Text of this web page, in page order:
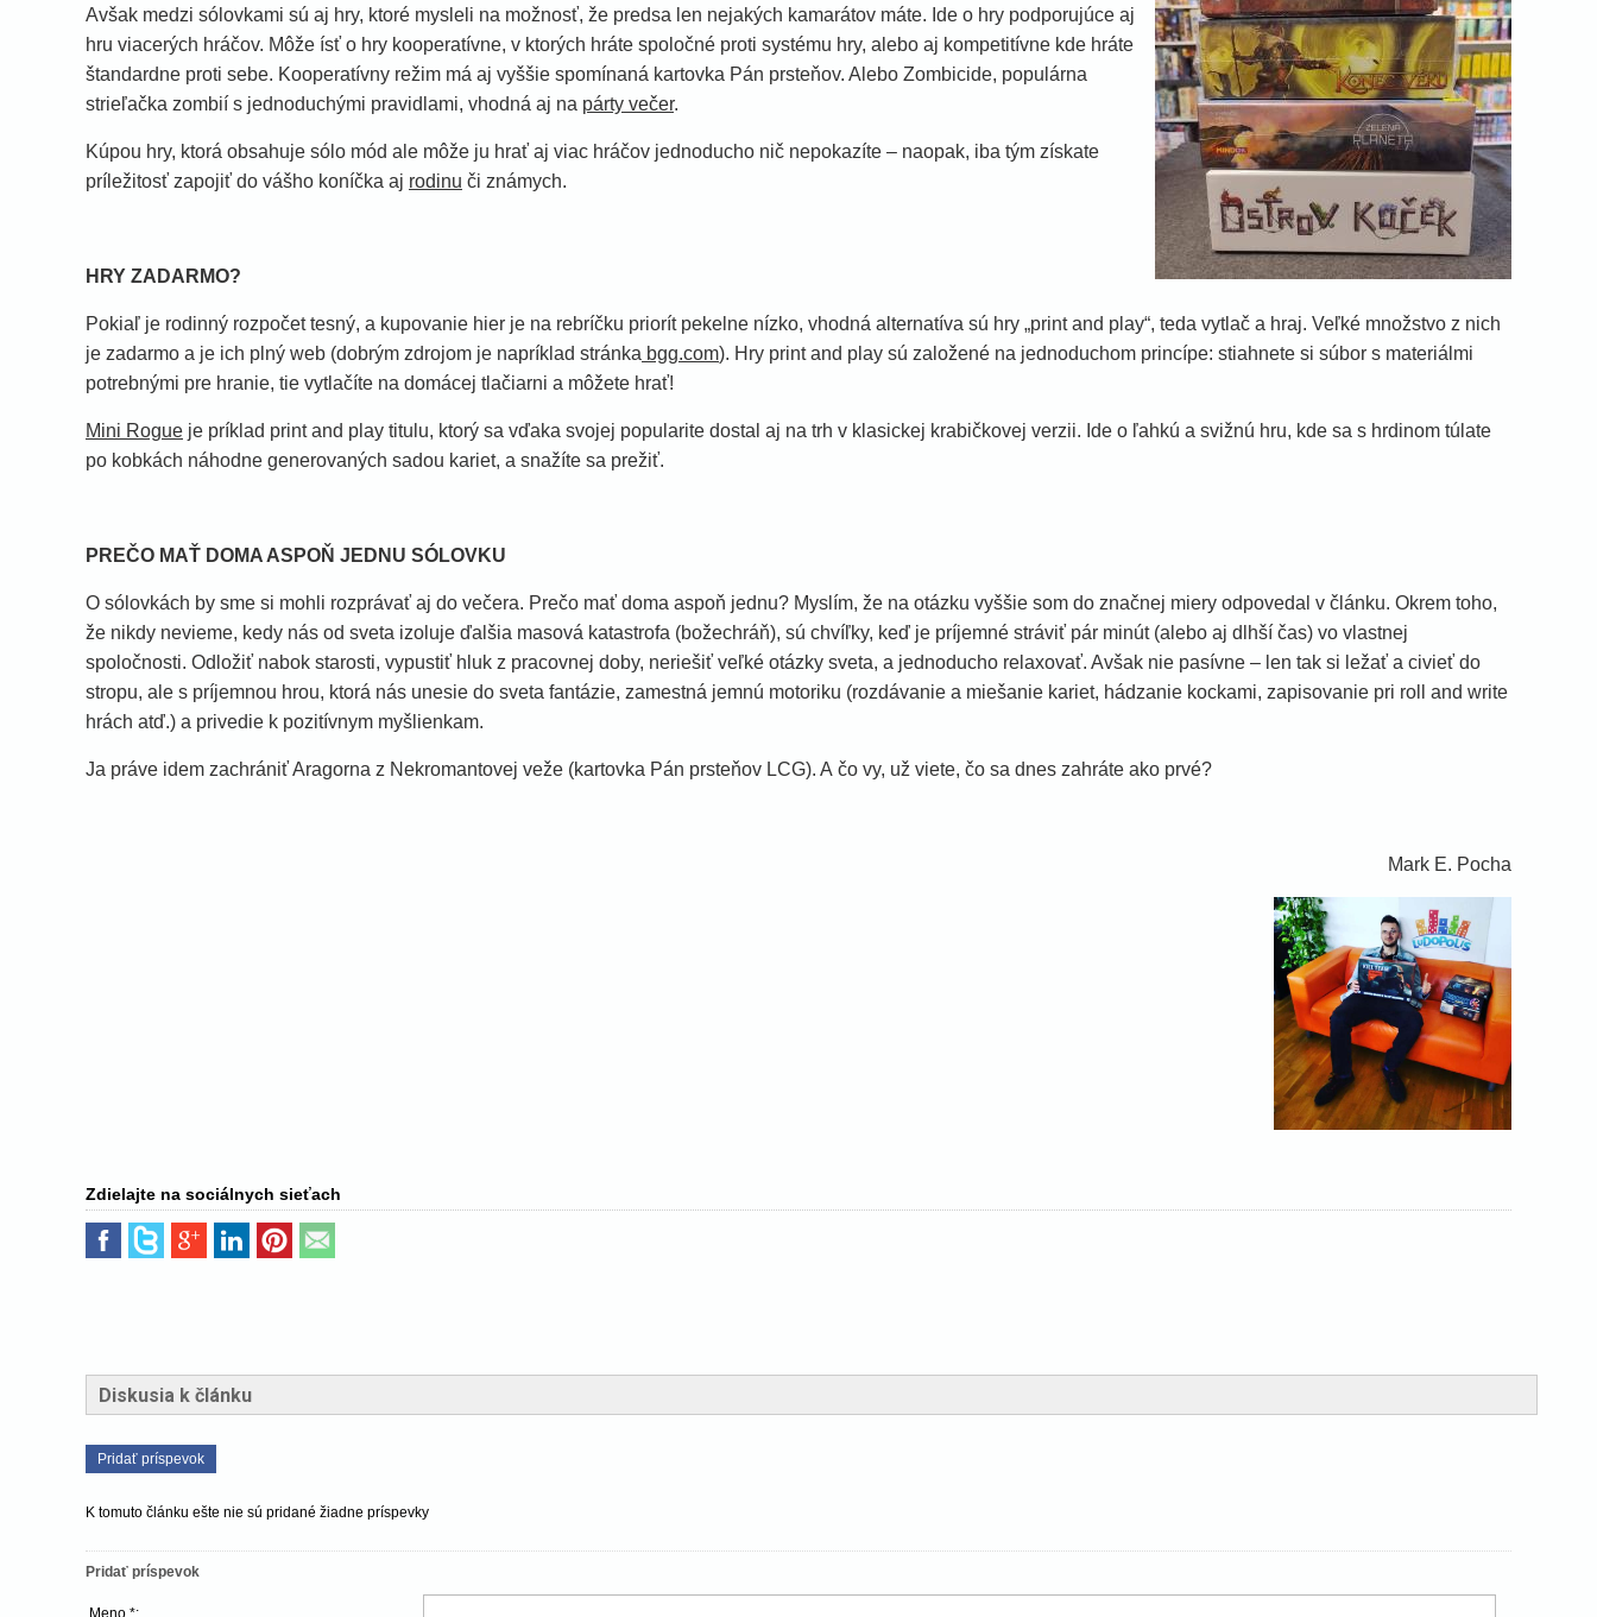
Avšak medzi sólovkami sú aj hry, ktoré mysleli na možnosť, že predsa len nejakých kamarátov máte. Ide o hry podporujúce aj
hru viacerých hráčov. Môže ísť o hry kooperatívne, v ktorých hráte spoločné proti systému hry, alebo aj kompetitívne kde hráte
štandardne proti sebe. Kooperatívny režim má aj vyššie spomínaná kartovka Pán prsteňov. Alebo Zombicide, populárna
strieľačka zombií s jednoduchými pravidlami, vhodná aj na párty večer.
Kúpou hry, ktorá obsahuje sólo mód ale môže ju hrať aj viac hráčov jednoducho nič nepokazíte – naopak, iba tým získate
príležitosť zapojiť do vášho koníčka aj rodinu či známych.
HRY ZADARMO?
Pokiaľ je rodinný rozpočet tesný, a kupovanie hier je na rebríčku priorít pekelne nízko, vhodná alternatíva sú hry „print and play“, teda vytlač a hraj. Veľké množstvo z nich
je zadarmo a je ich plný web (dobrým zdrojom je napríklad stránka bgg.com). Hry print and play sú založené na jednoduchom princípe: stiahnete si súbor s materiálmi
potrebnými pre hranie, tie vytlačíte na domácej tlačiarni a môžete hrať!
Mini Rogue je príklad print and play titulu, ktorý sa vďaka svojej popularite dostal aj na trh v klasickej krabičkovej verzii. Ide o ľahkú a svižnú hru, kde sa s hrdinom túlate
po kobkách náhodne generovaných sadou kariet, a snažíte sa prežiť.
PREČO MAŤ DOMA ASPOŇ JEDNU SÓLOVKU
O sólovkách by sme si mohli rozprávať aj do večera. Prečo mať doma aspoň jednu? Myslím, že na otázku vyššie som do značnej miery odpovedal v článku. Okrem toho,
že nikdy nevieme, kedy nás od sveta izoluje ďalšia masová katastrofa (božechráň), sú chvíľky, keď je príjemné stráviť pár minút (alebo aj dlhší čas) vo vlastnej
spoločnosti. Odložiť nabok starosti, vypustiť hluk z pracovnej doby, neriešiť veľké otázky sveta, a jednoducho relaxovať. Avšak nie pasívne – len tak si ležať a civieť do
stropu, ale s príjemnou hrou, ktorá nás unesie do sveta fantázie, zamestná jemnú motoriku (rozdávanie a miešanie kariet, hádzanie kockami, zapisovanie pri roll and write
hrách atď.) a privedie k pozitívnym myšlienkam.
Ja práve idem zachrániť Aragorna z Nekromantovej veže (kartovka Pán prsteňov LCG). A čo vy, už viete, čo sa dnes zahráte ako prvé?
Mark E. Pocha
Zdielajte na sociálnych sieťach
Diskusia k článku
Pridať príspevok
K tomuto článku ešte nie sú pridané žiadne príspevky
Pridať príspevok